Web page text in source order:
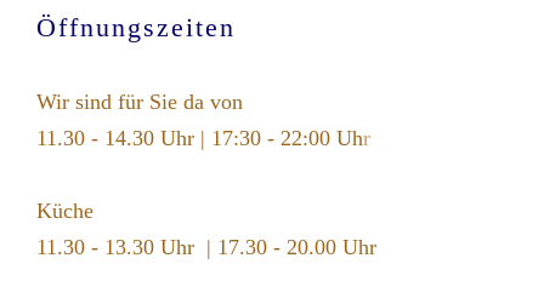
Öffnungszeiten
Wir sind für Sie da von
11.30 - 14.30 Uhr | 17:30 - 22:00 Uhr
Küche
11.30 - 13.30 Uhr | 17.30 - 20.00 Uhr